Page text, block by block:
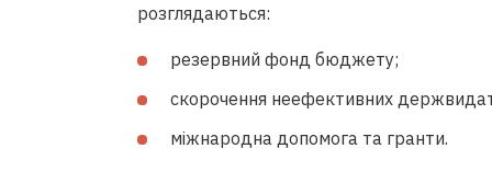
розглядаються:
резервний фонд бюджету;
скорочення неефективних
міжнародна допомога та гранти.